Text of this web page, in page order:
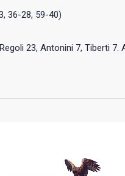
36-28, 59-40)
23, Antonini 7, Tiberti 7.